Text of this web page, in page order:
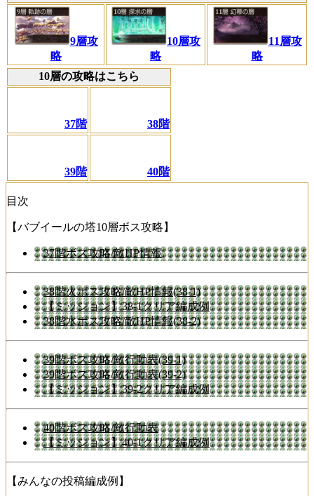
9層攻
略
10層攻
略
11層攻
略
10層の攻略はこちら
37階 38階
39階 40階
目次
【バブイールの塔10層ボス攻略】
37階ボス攻略/敵HP情報
38階火ボス攻略/敵HP情報(38-1)
【ミッション】38-1クリア編成例
38階水ボス攻略/敵HP情報(38-2)
39階ボス攻略/敵行動表(39-1)
39階ボス攻略/敵行動表(39-2)
【ミッション】39-2クリア編成例
40階ボス攻略/敵行動表
【ミッション】40-1クリア編成例
【みんなの投稿編成例】